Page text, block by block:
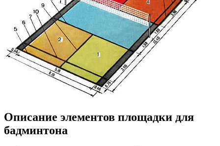
Описание элементов площадки для
бадминтона